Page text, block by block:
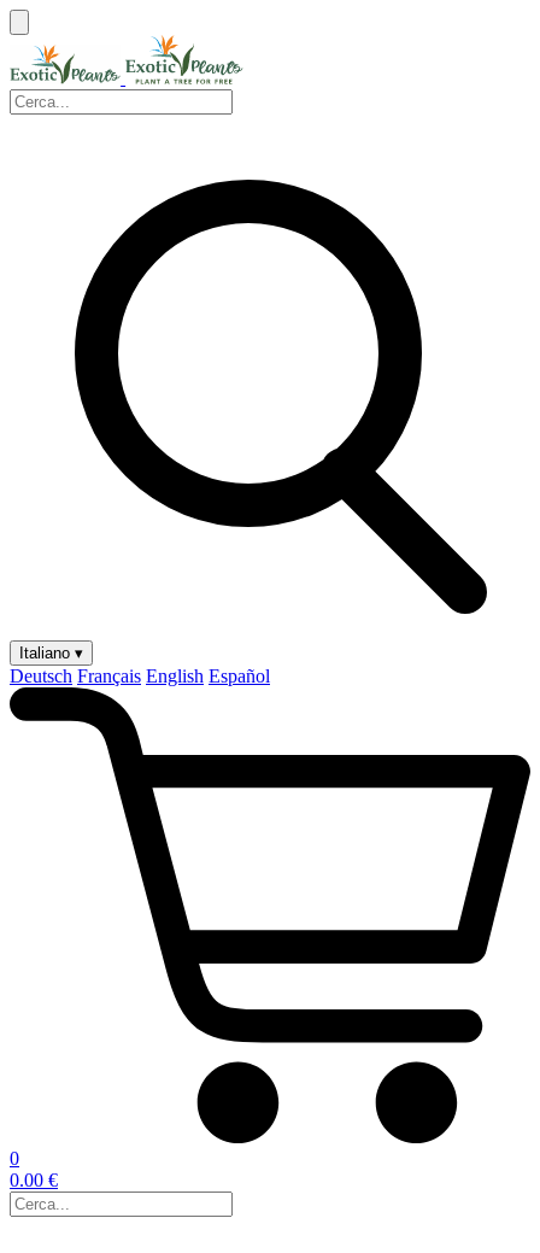
Italiano ▾
Deutsch Français English Español
0
0.00 €